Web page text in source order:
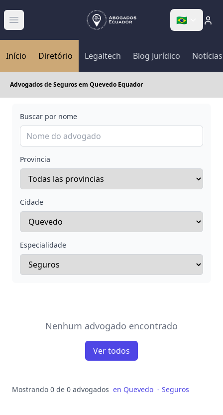
Abrir menú 🇧🇷
Início Diretório Legaltech Blog Jurídico Notícias
Advogados de Seguros em Quevedo Equador
Buscar por nome
Provincia
Cidade
Especialidade
Nenhum advogado encontrado
Ver todos
Mostrando 0 de 0 advogados en Quevedo - Seguros